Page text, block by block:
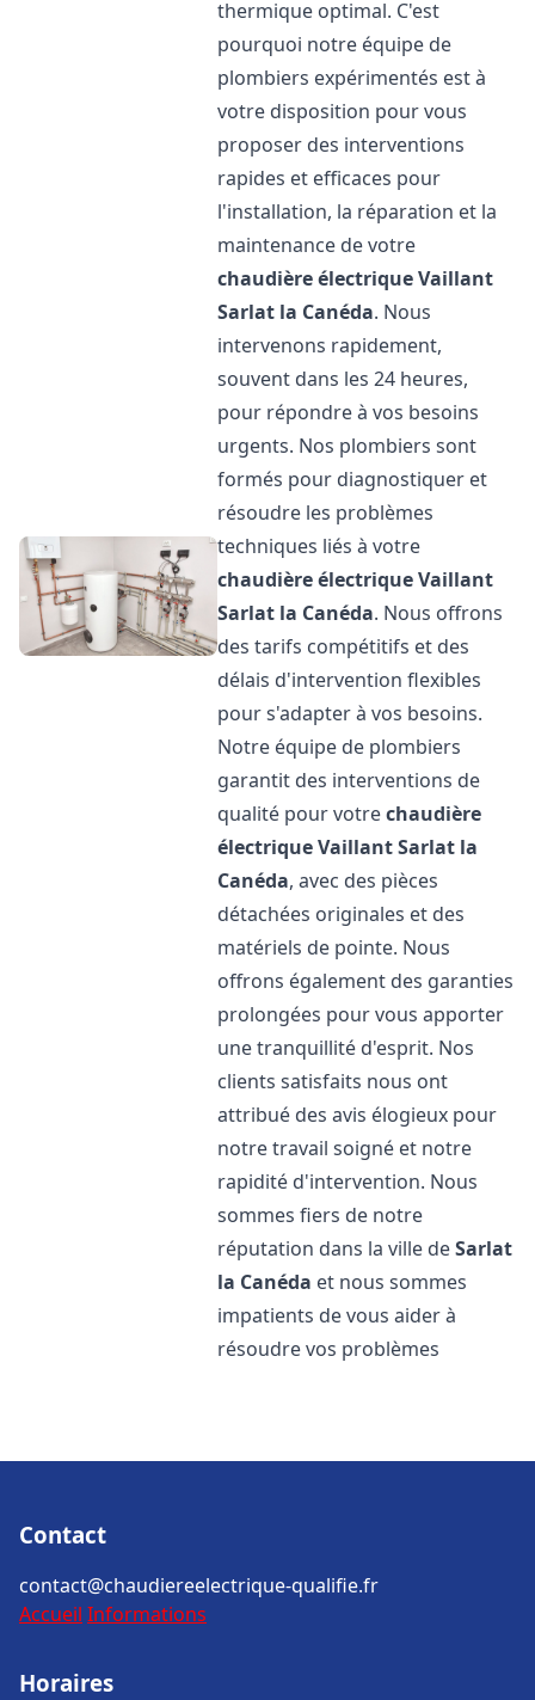
thermique optimal. C'est
pourquoi notre équipe de
plombiers expérimentés est à
votre disposition pour vous
proposer des interventions
rapides et efficaces pour
l'installation, la réparation et la
maintenance de votre
chaudière électrique Vaillant
Sarlat la Canéda. Nous
intervenons rapidement,
souvent dans les 24 heures,
pour répondre à vos besoins
urgents. Nos plombiers sont
formés pour diagnostiquer et
résoudre les problèmes
techniques liés à votre
chaudière électrique Vaillant
Sarlat la Canéda. Nous offrons
des tarifs compétitifs et des
délais d'intervention flexibles
pour s'adapter à vos besoins.
Notre équipe de plombiers
garantit des interventions de
qualité pour votrechaudière
électrique VaillantSarlat la
Canéda, avec des pièces
détachées originales et des
matériels de pointe. Nous
offrons également des garanties
prolongées pour vous apporter
une tranquillité d'esprit. Nos
clients satisfaits nous ont
attribué des avis élogieux pour
notre travail soigné et notre
rapidité d'intervention. Nous
sommes fiers de notre
réputation dans la ville deSarlat
la Canéda et nous sommes
impatients de vous aider à
résoudre vos problèmes
Contact
contact@chaudiereelectrique-qualifie.fr
Accueil Informations
Horaires